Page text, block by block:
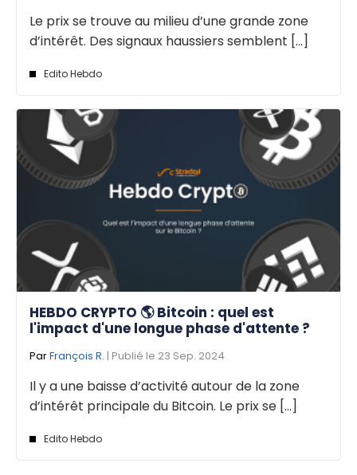
Le prix se trouve au milieu d’une grande zone
d’intérêt. Des signaux haussiers semblent [...]
Edito Hebdo
HEBDO CRYPTO 🌎 Bitcoin : quel est
l'impact d'une longue phase d'attente ?
ParFrançois R. | Publié le 23 Sep. 2024
Il y a une baisse d’activité autour de la zone
d’intérêt principale du Bitcoin. Le prix se [...]
Edito Hebdo